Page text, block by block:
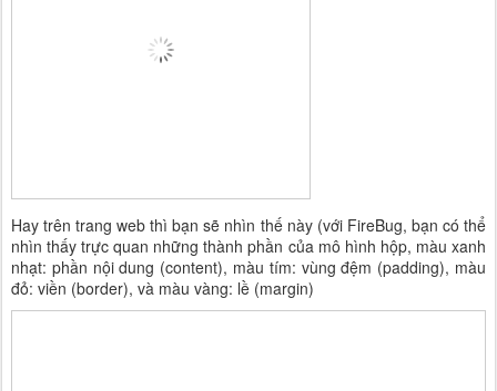
Hay trên trang web thì bạn sẽ nhìn thế này (với FireBug, bạn có thể
nhìn thấy trực quan những thành phần của mô hình hộp, màu xanh
nhạt: phần nội dung (content), màu tím: vùng đệm (padding), màu
đỏ: viền (border), và màu vàng: lề (margin)